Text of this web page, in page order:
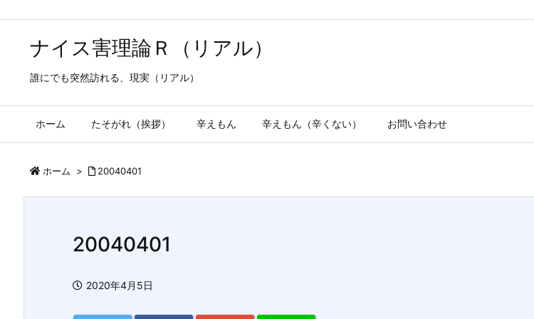
ナイス害理論Ｒ（リアル）
誰にでも突然訪れる、現実（リアル）
ホーム たそがれ（挨拶） 辛えもん 辛えもん（辛くない） お問い合わせ
ホーム > 20040401
20040401
2020年4月5日